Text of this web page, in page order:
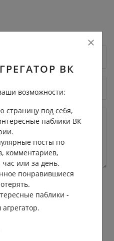
ВК
возможности:
страницу под себя,
паблики ВК
посты по
комментариев,
или за день.
понравившиеся
паблики -